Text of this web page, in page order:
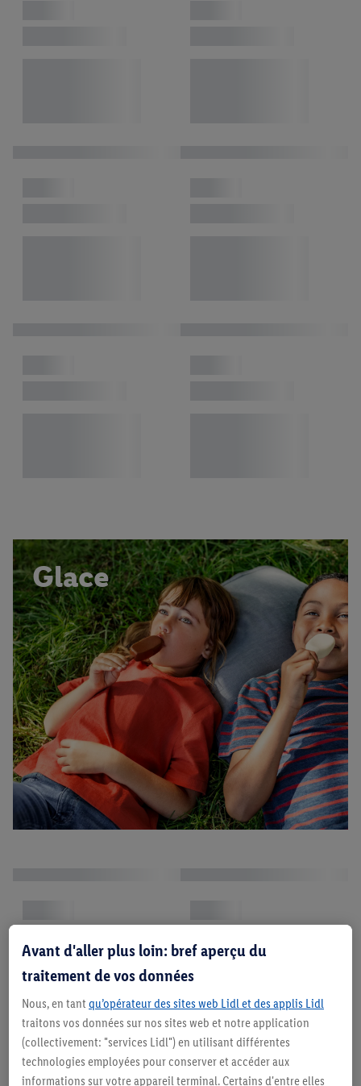
Glace
Avant d'aller plus loin: bref aperçu du
traitement de vos données
Nous, en tant qu’opérateur des sites web Lidl et des applis Lidl
traitons vos données sur nos sites web et notre application
(collectivement: "services Lidl") en utilisant différentes
technologies employées pour conserver et accéder aux
informations sur votre appareil terminal. Certains d'entre elles